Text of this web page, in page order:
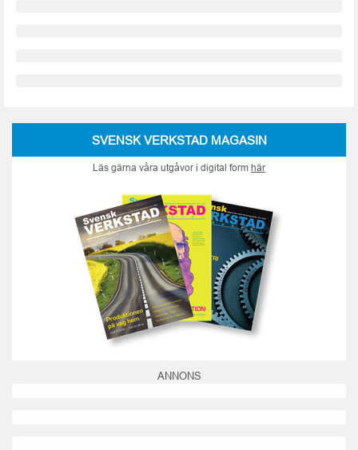
SVENSK VERKSTAD MAGASIN
Läs gärna våra utgåvor i digital form här
ANNONS